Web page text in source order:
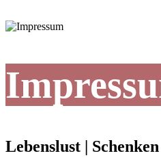
Lebenslust |